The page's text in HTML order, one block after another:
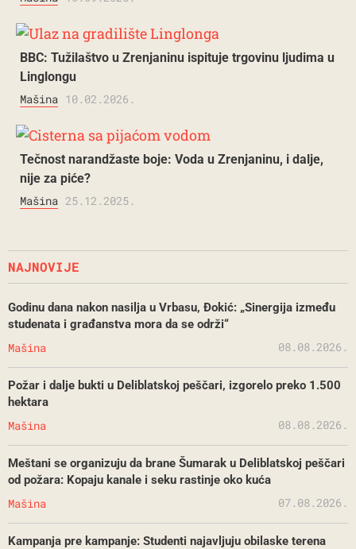
BBC: Tužilaštvo u Zrenjaninu ispituje trgovinu ljudima u
Linglongu
Mašina 10.02.2026.
Tečnost narandžaste boje: Voda u Zrenjaninu, i dalje,
nije za piće?
Mašina 25.12.2025.
NAJNOVIJE
Godinu dana nakon nasilja u Vrbasu, Đokić: „Sinergija između
studenata i građanstva mora da se održi“
Mašina 08.08.2026.
Požar i dalje bukti u Deliblatskoj peščari, izgorelo preko 1.500
hektara
Mašina 08.08.2026.
Meštani se organizuju da brane Šumarak u Deliblatskoj peščari
od požara: Kopaju kanale i seku rastinje oko kuća
Mašina 07.08.2026.
Kampanja pre kampanje: Studenti najavljuju obilaske terena